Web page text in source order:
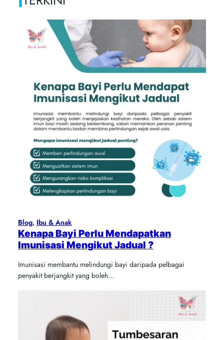
Blog, Ibu & Anak
Kenapa Bayi Perlu Mendapatkan
Imunisasi Mengikut Jadual ?
Imunisasi membantu melindungi bayi daripada pelbagai
penyakit berjangkit yang boleh…